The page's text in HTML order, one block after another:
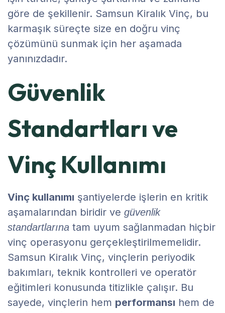
göre de şekillenir. Samsun Kiralık Vinç, bu
karmaşık süreçte size en doğru vinç
çözümünü sunmak için her aşamada
yanınızdadır.
Güvenlik
Standartları ve
Vinç Kullanımı
Vinç kullanımı şantiyelerde işlerin en kritik
aşamalarından biridir ve güvenlik
standartlarına tam uyum sağlanmadan hiçbir
vinç operasyonu gerçekleştirilmemelidir.
Samsun Kiralık Vinç, vinçlerin periyodik
bakımları, teknik kontrolleri ve operatör
eğitimleri konusunda titizlikle çalışır. Bu
sayede, vinçlerin hem performansı hem de